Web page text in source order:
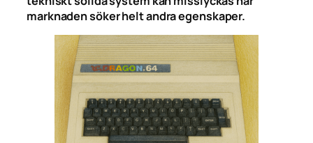
marknaden söker helt andra egenskaper.